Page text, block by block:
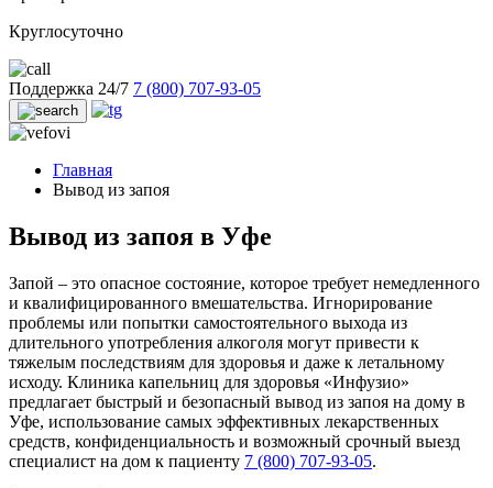
Круглосуточно
Поддержка 24/7 7 (800) 707-93-05
Главная
Вывод из запоя
Вывод из запоя в Уфе
Запой – это опасное состояние, которое требует немедленного
и квалифицированного вмешательства. Игнорирование
проблемы или попытки самостоятельного выхода из
длительного употребления алкоголя могут привести к
тяжелым последствиям для здоровья и даже к летальному
исходу. Клиника капельниц для здоровья «Инфузио»
предлагает быстрый и безопасный вывод из запоя на дому в
Уфе, использование самых эффективных лекарственных
средств, конфиденциальность и возможный срочный выезд
специалист на дом к пациенту 7 (800) 707-93-05.